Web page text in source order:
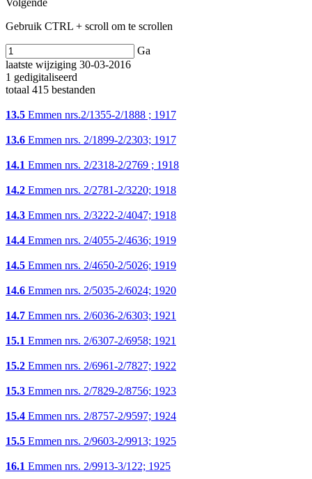
Volgende
Gebruik CTRL + scroll om te scrollen
Ga
laatste wijziging 30-03-2016
1 gedigitaliseerd
totaal 415 bestanden
13.5 Emmen nrs.2/1355-2/1888 ; 1917
13.6 Emmen nrs. 2/1899-2/2303; 1917
14.1 Emmen nrs. 2/2318-2/2769 ; 1918
14.2 Emmen nrs. 2/2781-2/3220; 1918
14.3 Emmen nrs. 2/3222-2/4047; 1918
14.4 Emmen nrs. 2/4055-2/4636; 1919
14.5 Emmen nrs. 2/4650-2/5026; 1919
14.6 Emmen nrs. 2/5035-2/6024; 1920
14.7 Emmen nrs. 2/6036-2/6303; 1921
15.1 Emmen nrs. 2/6307-2/6958; 1921
15.2 Emmen nrs. 2/6961-2/7827; 1922
15.3 Emmen nrs. 2/7829-2/8756; 1923
15.4 Emmen nrs. 2/8757-2/9597; 1924
15.5 Emmen nrs. 2/9603-2/9913; 1925
16.1 Emmen nrs. 2/9913-3/122; 1925